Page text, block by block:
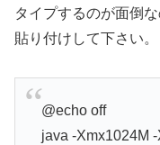
タイプするのが面倒
貼り付けして下さい。
@echo off
java -Xmx1024M